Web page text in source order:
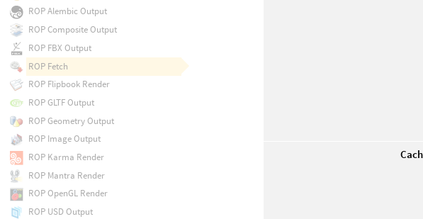
ROP Alembic Output
ROP Composite Output
ROP FBX Output
ROP Fetch
ROP Flipbook Render
ROP GLTF Output
ROP Geometry Output
ROP Image Output
ROP Karma Render
ROP Mantra Render
ROP OpenGL Render
ROP USD Output